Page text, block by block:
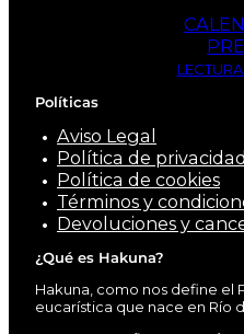
Políticas
Aviso Legal
Política de privacidad
Política de cookies
Términos y
Devoluciones y
¿Qué es Hakuna?
Hakuna, como nos define el
eucarística que nace en Río